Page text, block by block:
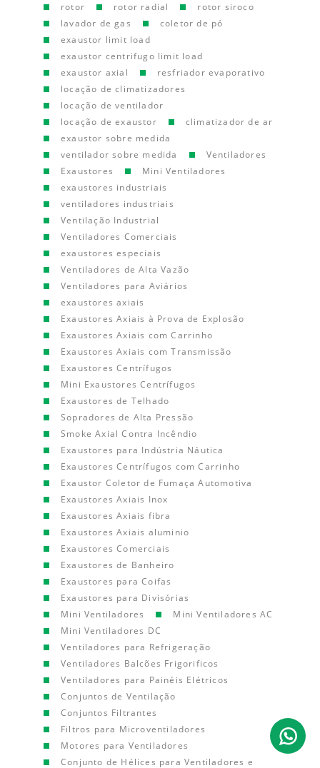
rotor
rotor radial
rotor siroco
lavador de gas
coletor de pó
exaustor limit load
exaustor centrifugo limit load
exaustor axial
resfriador evaporativo
locação de climatizadores
locação de ventilador
locação de exaustor
climatizador de ar
exaustor sobre medida
ventilador sobre medida
Ventiladores
Exaustores
Mini Ventiladores
exaustores industriais
ventiladores industriais
Ventilação Industrial
Ventiladores Comerciais
exaustores especiais
Ventiladores de Alta Vazão
Ventiladores para Aviários
exaustores axiais
Exaustores Axiais à Prova de Explosão
Exaustores Axiais com Carrinho
Exaustores Axiais com Transmissão
Exaustores Centrífugos
Mini Exaustores Centrífugos
Exaustores de Telhado
Sopradores de Alta Pressão
Smoke Axial Contra Incêndio
Exaustores para Indústria Náutica
Exaustores Centrífugos com Carrinho
Exaustor Coletor de Fumaça Automotiva
Exaustores Axiais Inox
Exaustores Axiais fibra
Exaustores Axiais aluminio
Exaustores Comerciais
Exaustores de Banheiro
Exaustores para Coifas
Exaustores para Divisórias
Mini Ventiladores
Mini Ventiladores AC
Mini Ventiladores DC
Ventiladores para Refrigeração
Ventiladores Balcões Frigorificos
Ventiladores para Painéis Elétricos
Conjuntos de Ventilação
Conjuntos Filtrantes
Filtros para Microventiladores
Motores para Ventiladores
Conjunto de Hélices para Ventiladores e